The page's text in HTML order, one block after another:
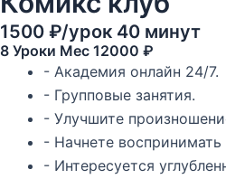
1500 ₽/урок 40 минут
8 Уроки Mec 12000 ₽
- Академия онлайн 24/7.
- Групповые занятия.
- Улучшите
- Начнете воспринимать
- Интересуется